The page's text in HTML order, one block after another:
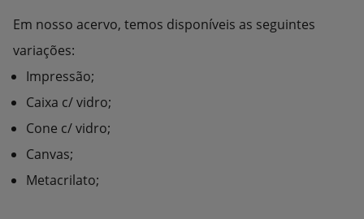
Em nosso acervo, temos disponíveis as seguintes
variações:
Impressão;
Caixa c/ vidro;
Cone c/ vidro;
Canvas;
Metacrilato;